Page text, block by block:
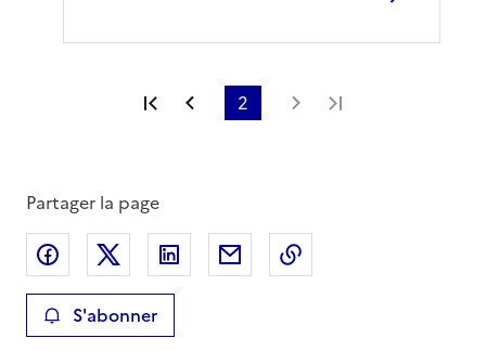
Première page
Page précédente
2 Page suivante
Partager la page
Partager sur Facebook
Partager sur XPartager sur LinkedIn
Partager par email
S'abonner